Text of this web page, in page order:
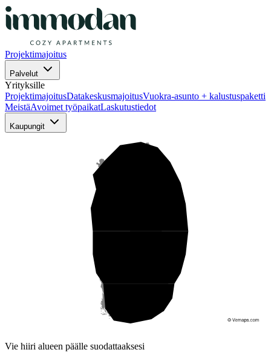
Projektimajoitus
Palvelut
Yrityksille
ProjektimajoitusDatakeskusmajoitusVuokra-asunto + kalustuspaketti
MeistäAvoimet työpaikatLaskutustiedot
Kaupungit
Vie hiiri alueen päälle suodattaaksesi